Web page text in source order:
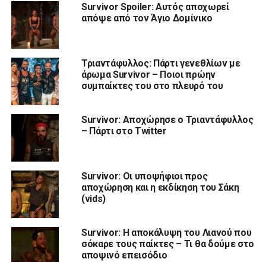
Survivor Spoiler: Αυτός αποχωρεί
απόψε από τον Άγιο Δομίνικο
Τριαντάφυλλος: Πάρτι γενεθλίων με
άρωμα Survivor – Ποιοι πρώην
συμπαίκτες του στο πλευρό του
Survivor: Αποχώρησε o Τριαντάφυλλος
– Πάρτι στο Twitter
Survivor: Οι υποψήφιοι προς
αποχώρηση και η εκδίκηση του Σάκη
(vids)
Survivor: Η αποκάλυψη του Λιανού που
σόκαρε τους παίκτες – Τι θα δούμε στο
αποψινό επεισόδιο